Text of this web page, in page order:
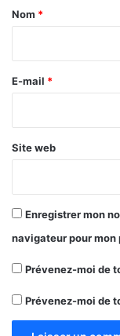
a
e
Nom *
E-mail *
Site web
Enregistrer mon
navigateur pour
Prévenez-moi de
Prévenez-moi de